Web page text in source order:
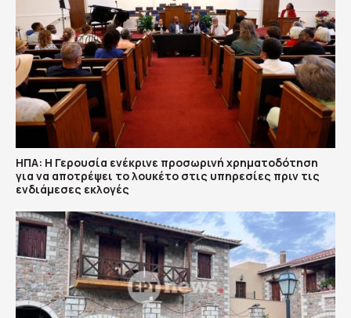
ΗΠΑ: Η Γερουσία ενέκρινε προσωρινή χρηματοδότηση
για να αποτρέψει το λουκέτο στις υπηρεσίες πριν τις
ενδιάμεσες εκλογές